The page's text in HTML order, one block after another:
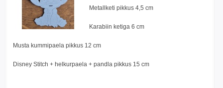
Metallketi pikkus 4,5 cm
Karabiin ketiga 6 cm
Musta kummipaela pikkus 12 cm
Disney Stitch + helkurpaela + pandla pikkus 15 cm